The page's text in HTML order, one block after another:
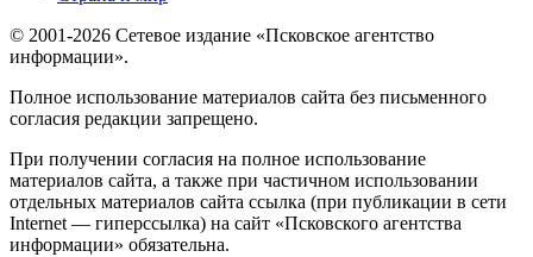
© 2001-2026 Сетевое издание «Псковское агентство
информации».
Полное использование материалов сайта без письменного
согласия редакции запрещено.
При получении согласия на полное использование
материалов сайта, а также при частичном использовании
отдельных материалов сайта ссылка (при публикации в сети
Internet — гиперссылка) на сайт «Псковского агентства
информации» обязательна.